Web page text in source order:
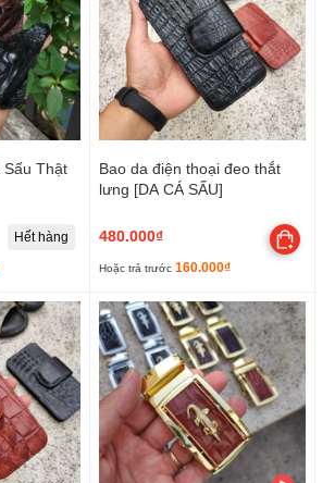
Thật
Hết hàng
Bao da điện thoại đeo thắt
lưng [DA CÁ SẤU]
480.000₫
Hoặc trả trước 160.000₫